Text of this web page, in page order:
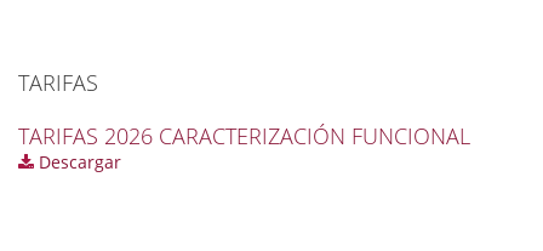
TARIFAS
TARIFAS 2026 CARACTERIZACIÓN FUNCIONAL
Descargar